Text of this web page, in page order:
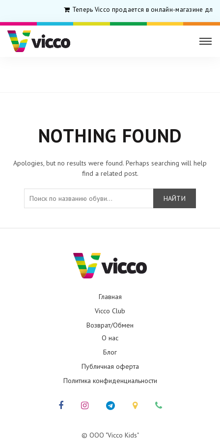
Теперь Vicco продается в онлайн-магазине для
NOTHING FOUND
Apologies, but no results were found. Perhaps searching will help
find a related post.
НАЙТИ
Главная
Vicco Club
Возврат/Обмен
О нас
Блог
Публичная оферта
Политика конфиденциальности
© ООО "Vicco Kids"